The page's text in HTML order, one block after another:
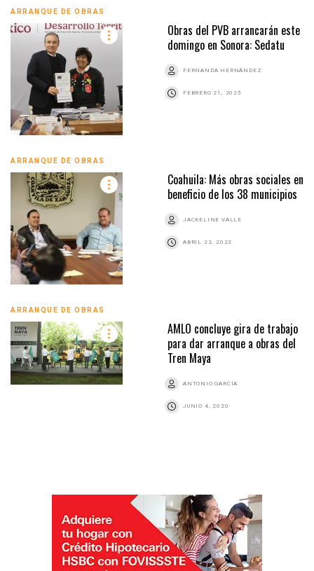
ARRANQUE DE OBRAS
Obras del PVB arrancarán este
domingo en Sonora: Sedatu
FERNANDA HERNÁNDEZ
FEBRERO 21, 2025
ARRANQUE DE OBRAS
Coahuila: Más obras sociales en
beneficio de los 38 municipios
JACKELINE VALLE
ABRIL 22, 2022
ARRANQUE DE OBRAS
AMLO concluye gira de trabajo
para dar arranque a obras del
Tren Maya
ANTONIO GARCÍA
JUNIO 4, 2020